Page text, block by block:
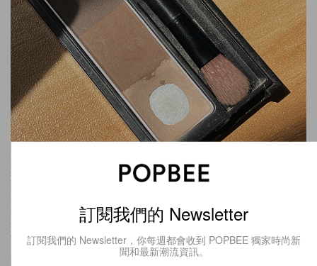
訂閱我們的 Newsletter
訂閱我們的 Newsletter，你每週都會收到 POPBEE 獨家時尚新
聞和最新潮流資訊。